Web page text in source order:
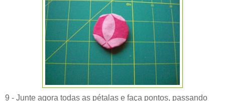
9 - Junte agora todas as pétalas e faça pontos, passando